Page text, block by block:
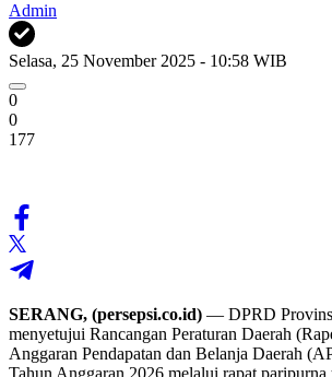
Admin
Selasa, 25 November 2025 - 10:58 WIB
0
0
177
SERANG, (persepsi.co.id) — DPRD
menyetujui Rancangan Peraturan Daerah
Anggaran Pendapatan dan Belanja Daerah